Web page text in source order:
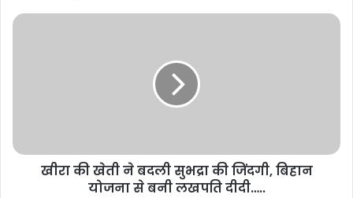
खीरा की खेती ने बदली सुभद्रा की जिंदगी, बिहान
योजना से बनी लखपति दीदी…..